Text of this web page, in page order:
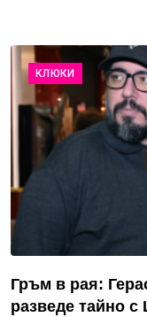
КЛЮКИ
Гръм в рая:
разведе тайно с